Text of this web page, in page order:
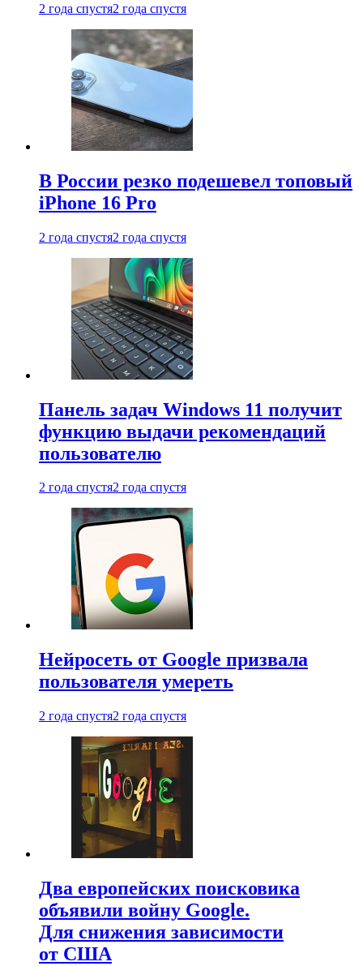
2 года спустя2 года спустя
В России резко подешевел топовый
iPhone 16 Pro
2 года спустя2 года спустя
Панель задач Windows 11 получит
функцию выдачи рекомендаций
пользователю
2 года спустя2 года спустя
Нейросеть от Google призвала
пользователя умереть
2 года спустя2 года спустя
Два европейских поисковика
объявили войну Google.
Для снижения зависимости
от США